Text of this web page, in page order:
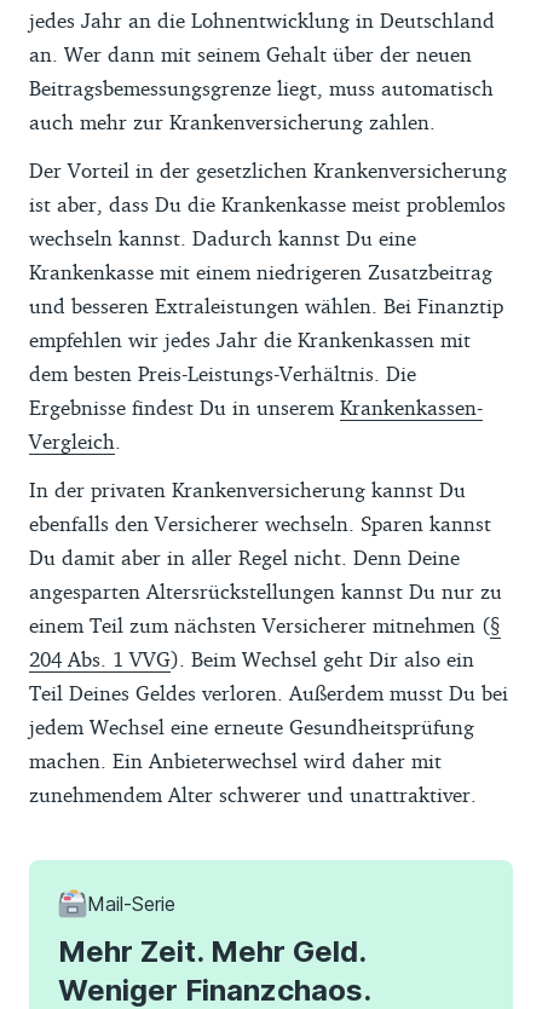
jedes Jahr an die Lohnentwicklung in Deutschland
an. Wer dann mit seinem Gehalt über der neuen
Beitragsbemessungsgrenze liegt, muss automatisch
auch mehr zur Krankenversicherung zahlen.
Der Vorteil in der gesetzlichen Krankenversicherung
ist aber, dass Du die Krankenkasse meist problemlos
wechseln kannst. Dadurch kannst Du eine
Krankenkasse mit einem niedrigeren Zusatzbeitrag
und besseren Extraleistungen wählen. Bei Finanztip
empfehlen wir jedes Jahr die Krankenkassen mit
dem besten Preis-Leistungs-Verhältnis. Die
Ergebnisse findest Du in unserem Krankenkassen-
Vergleich
In der privaten Krankenversicherung kannst Du
ebenfalls den Versicherer wechseln. Sparen kannst
Du damit aber in aller Regel nicht. Denn Deine
angesparten Altersrückstellungen kannst Du nur zu
einem Teil zum nächsten Versicherer mitnehmen (§
204 Abs. 1 VVG). Beim Wechsel geht Dir also ein
Teil Deines Geldes verloren. Außerdem musst Du bei
jedem Wechsel eine erneute Gesundheitsprüfung
machen. Ein Anbieterwechsel wird daher mit
zunehmendem Alter schwerer und unattraktiver.
Mail-Serie
Mehr Zeit. Mehr Geld.
Weniger Finanzchaos.